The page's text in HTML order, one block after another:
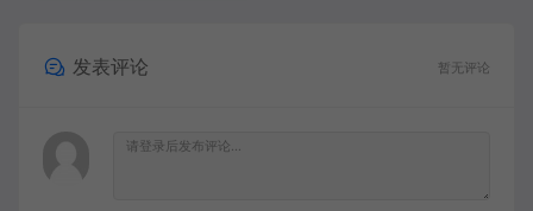
发表评论 暂无评论